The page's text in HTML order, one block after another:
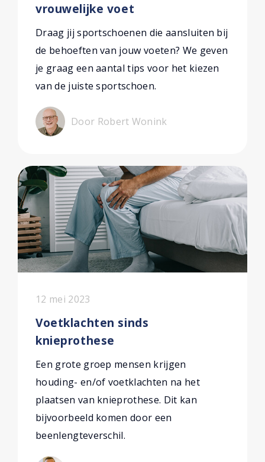
vrouwelijke voet
Draag jij sportschoenen die aansluiten bij
de behoeften van jouw voeten? We geven
je graag een aantal tips voor het kiezen
van de juiste sportschoen.
Door Robert Wonink
12 mei 2023
Voetklachten sinds
knieprothese
Een grote groep mensen krijgen
houding- en/of voetklachten na het
plaatsen van knieprothese. Dit kan
bijvoorbeeld komen door een
beenlengteverschil.